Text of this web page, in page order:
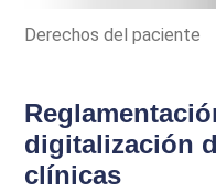
Derechos del paciente
digitalización
clínicas